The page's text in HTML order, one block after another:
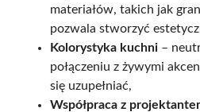
materiałów, takich jak
pozwala stworzyć
Kolorystyka kuchni –
połączeniu z żywymi
się uzupełniać,
Współpraca z